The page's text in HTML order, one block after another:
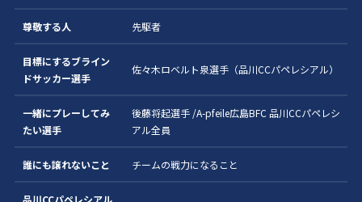
尊敬する人 先駆者
目標にするブライン
ドサッカー選手
佐々木ロベルト泉選手（品川CCパペレシアル）
一緒にプレーしてみ
たい選手
後藤将起選手 /A-pfeile広島BFC 品川CCパペレシ
アル全員
誰にも譲れないこと チームの戦力になること